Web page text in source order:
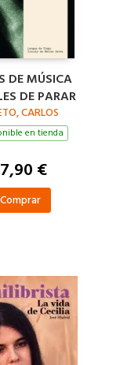
DE MÚSICA
DE PARAR
CARLOS
en tienda
€
Comprar